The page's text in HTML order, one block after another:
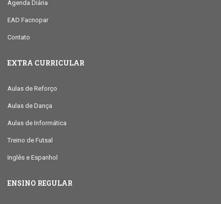
Agenda Diária
EAD Facnopar
Contato
EXTRA CURRICULAR
Aulas de Reforço
Aulas de Dança
Aulas de Informática
Treino de Futsal
Inglês e Espanhol
ENSINO REGULAR